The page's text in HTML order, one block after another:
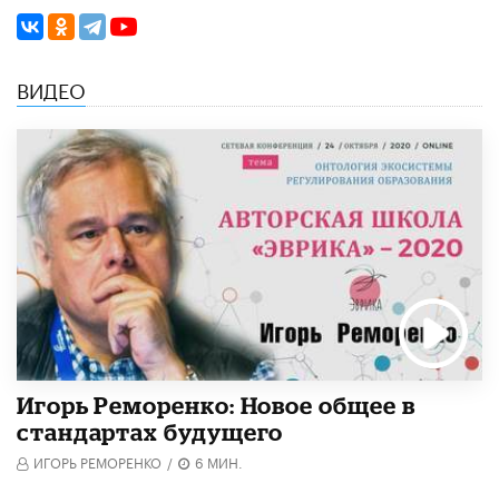
ВИДЕО
Игорь Реморенко: Новое общее в
стандартах будущего
ИГОРЬ РЕМОРЕНКО / 6 МИН.